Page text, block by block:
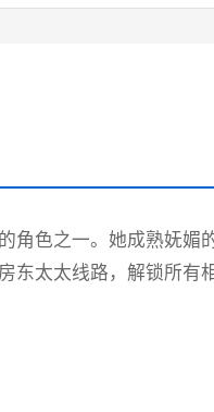
角色之一。她成熟妩媚
东太太线路，解锁所有